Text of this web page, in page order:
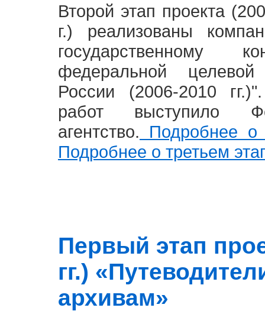
Второй этап проекта
г.) реализованы
государственному
федеральной
России (2006-2010
работ выступило
агентство. Подробнее о
Подробнее о третьем
Первый этап
гг.)
архивам»